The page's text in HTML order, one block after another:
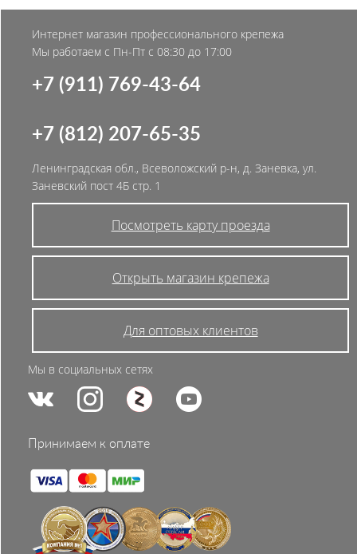
Интернет магазин профессионального крепежа
Мы работаем с Пн-Пт с 08:30 до 17:00
+7 (911) 769-43-64
+7 (812) 207-65-35
Ленинградская обл., Всеволожский р-н, д. Заневка, ул.
Заневский пост 4Б стр. 1
Посмотреть карту проезда
Открыть магазин крепежа
Для оптовых клиентов
Мы в социальных сетях
Принимаем к оплате